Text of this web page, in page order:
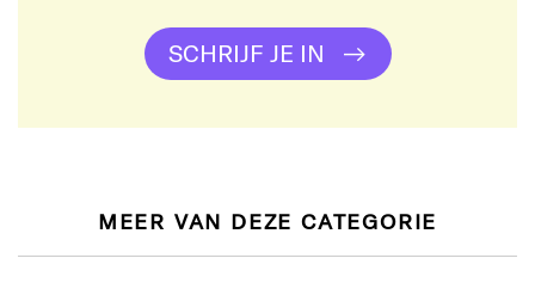
SCHRIJF JE IN
MEER VAN DEZE CATEGORIE